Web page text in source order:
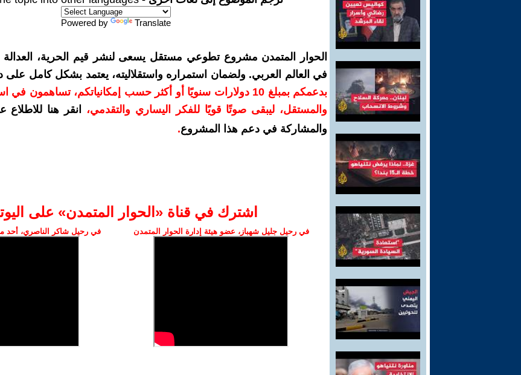
Powered by Translate
الحوار المتمدن مشروع تطوعي مستقل يسعى لنشر قيم الحرية، العدالة
في العالم العربي. ولضمان استمراره واستقلاليته، يعتمد بشكل كامل
بدعمكم بمبلغ 10 دولارات سنويًا أو أكثر حسب إمكانياتكم، تساهمون
والمستقل، ليبقى صوتًا قويًا للفكر اليساري والتقدمي،
انقر هنا
والمشاركة في دعم هذا المشروع.
اشترك في قناة ‫«الحوار المتمدن» على
في رحيل جليل شهباز، عضو هيئة إدارة الحوار المتمدن في رحيل شاكر الناصري، أحد